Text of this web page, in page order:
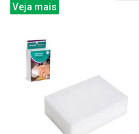
Veja mais